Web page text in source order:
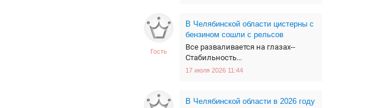
Гость
В Челябинской области цистерны с
бензином сошли с рельсов
Все разваливается на глазах--
Стабильность...
17 июля 2026 11:44
В Челябинской области в 2026 году